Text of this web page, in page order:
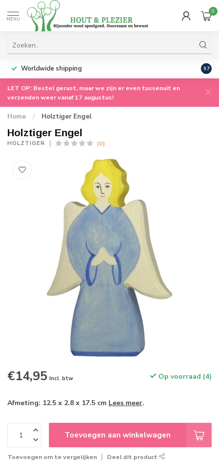
MENU
0
Worldwide shipping 9.7
LET OP: Bestel gerust, maar we zijn er even tussenuit en
verzenden weer vanaf 17 augustus!
Home / Holztiger Engel
Holztiger Engel
HOLZTIGER (0)
€14,95 Incl. btw Op voorraad (4)
Afmeting: 12.5 x 2.8 x 17.5 cm Lees meer.
Toevoegen aan winkelwagen
Toevoegen om te vergelijken Deel dit product